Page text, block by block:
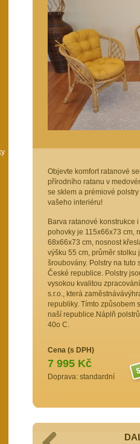
Objevte komfort ratanové
přírodního ratanu v
se sklem a prémiové
vašeho interiéru!
Barva ratanové konstrukce
pohovky je 115x66x73 cm,
68x66x73 cm, nosnost
výšku 55 cm, průměr
šroubovány. Polstry na tuto
České republice. Polstry
vysokou kvalitou
s.r.o., která
republiky. Tímto způsobem
naší republice.Náplň
40o C.
Cena (s DPH)
7 995 Kč
Doprava: standardní